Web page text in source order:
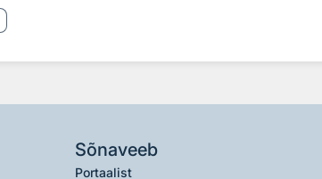
Sõnaveeb
Portaalist